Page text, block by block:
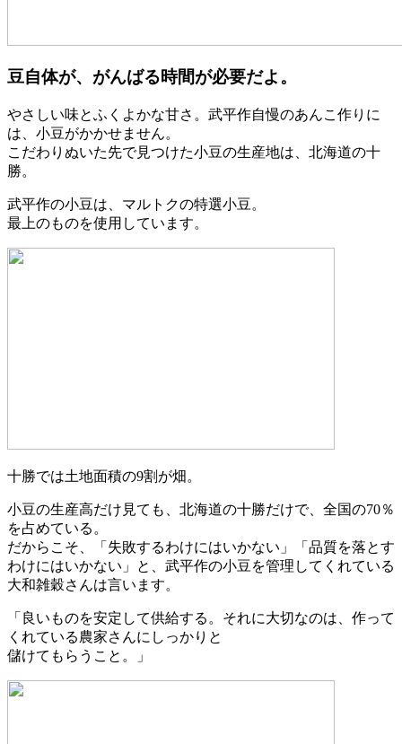
豆自体が、がんばる時間が必要だよ。
やさしい味とふくよかな甘さ。武平作自慢のあんこ作りに
は、小豆がかかせません。
こだわりぬいた先で見つけた小豆の生産地は、北海道の十
勝。
武平作の小豆は、マルトクの特選小豆。
最上のものを使用しています。
十勝では土地面積の9割が畑。
小豆の生産高だけ見ても、北海道の十勝だけで、全国の70％
を占めている。
だからこそ、「失敗するわけにはいかない」「品質を落とす
わけにはいかない」と、武平作の小豆を管理してくれている
大和雑穀さんは言います。
「良いものを安定して供給する。それに大切なのは、作って
くれている農家さんにしっかりと
儲けてもらうこと。」